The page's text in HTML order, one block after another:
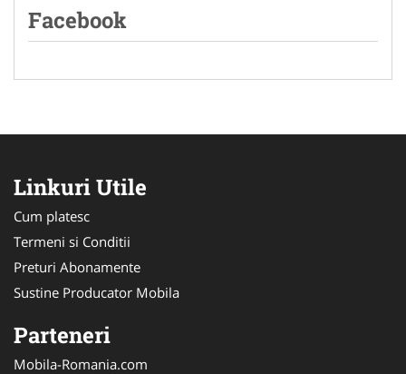
Facebook
Linkuri Utile
Cum platesc
Termeni si Conditii
Preturi Abonamente
Sustine Producator Mobila
Parteneri
Mobila-Romania.com